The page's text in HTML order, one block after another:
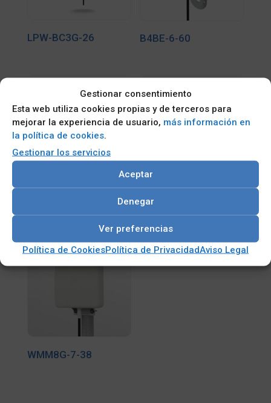
Gestionar consentimiento
Esta web utiliza cookies propias y de terceros para
mejorar la experiencia de usuario, más información en
la política de cookies.
Gestionar los servicios
Aceptar
Denegar
Ver preferencias
Política de CookiesPolítica de PrivacidadAviso Legal
LPW-BC3G-26 B4BE-6-60
WMM8G-7-38